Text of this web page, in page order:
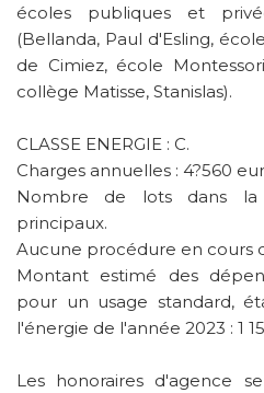
écoles publiques et
(Bellanda, Paul d'Esling,
de Cimiez, école
collège Matisse, Stanislas).
CLASSE ENERGIE : C.
Charges annuelles : 4?560
Nombre de lots dans
principaux.
Aucune procédure en cours
Montant estimé des
pour un usage standard,
l'énergie de l'année 2023 : 1
Les honoraires d'agence